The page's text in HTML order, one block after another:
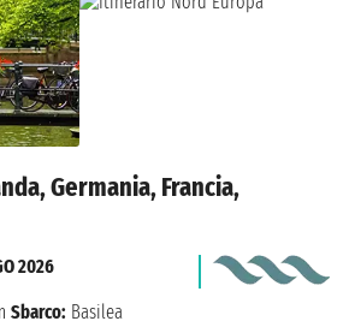
Germania, Francia,
2026
Sbarco: Basilea